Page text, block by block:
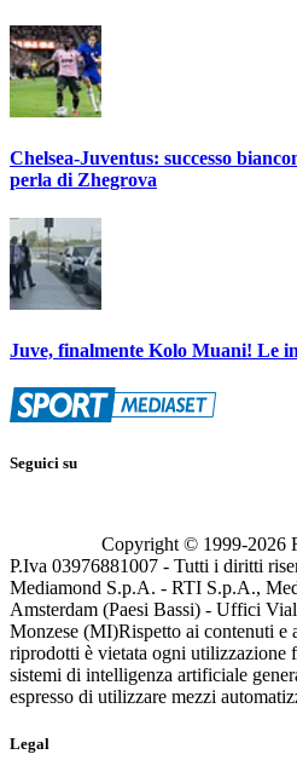
Chelsea-Juventus: successo
perla di Zhegrova
Juve, finalmente Kolo Muani! Le
Seguici su
Copyright © 1999-2026
P.Iva 03976881007 - Tutti i diritti
Mediamond S.p.A. - RTI S.p.A.,
Amsterdam (Paesi Bassi) - Uffici
Monzese (MI)Rispetto ai contenuti e
riprodotti è vietata ogni utilizzazione
sistemi di intelligenza artificiale
espresso di utilizzare mezzi
Legal